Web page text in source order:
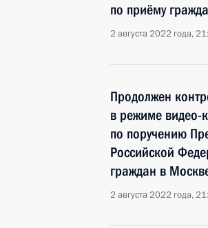
по приёму
2 августа 2022 года,
Продолжен
в режиме видео-
по поручению
Российской
граждан в
2 августа 2022 года,